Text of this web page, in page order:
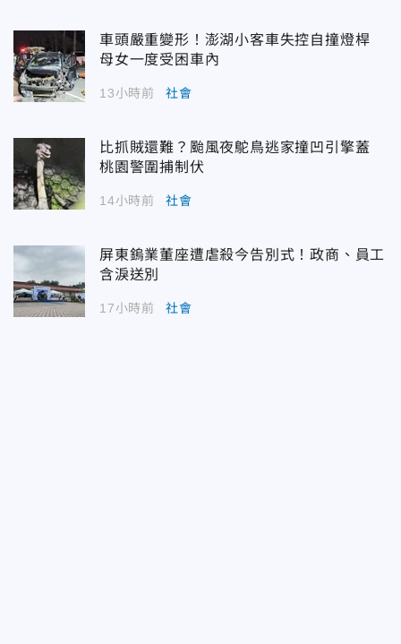
車頭嚴重變形！澎湖小客車失控自撞燈桿
母女一度受困車內
13小時前 社會
比抓賊還難？颱風夜鴕鳥逃家撞凹引擎蓋
桃園警圍捕制伏
14小時前 社會
屏東鎢業董座遭虐殺今告別式！政商、員工
含淚送別
17小時前 社會